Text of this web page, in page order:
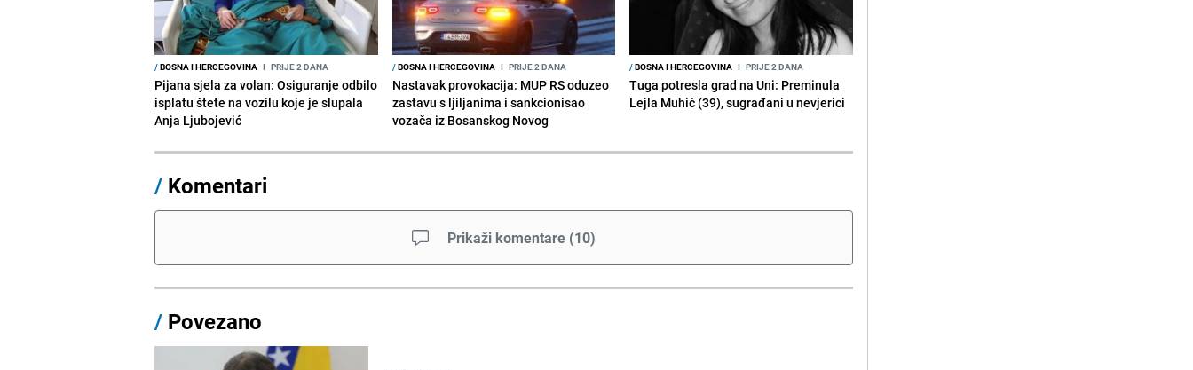
/BOSNA I HERCEGOVINA I PRIJE 2 DANA
Pijana sjela za volan: Osiguranje odbilo
isplatu štete na vozilu koje je slupala
Anja Ljubojević
/BOSNA I HERCEGOVINA I PRIJE 2 DANA
Nastavak provokacija: MUP RS oduzeo
zastavu s ljiljanima i sankcionisao
vozača iz Bosanskog Novog
/BOSNA I HERCEGOVINA I PRIJE 2 DANA
Tuga potresla grad na Uni: Preminula
Lejla Muhić (39), sugrađani u nevjerici
/ Komentari
Prikaži komentare (10)
/ Povezano